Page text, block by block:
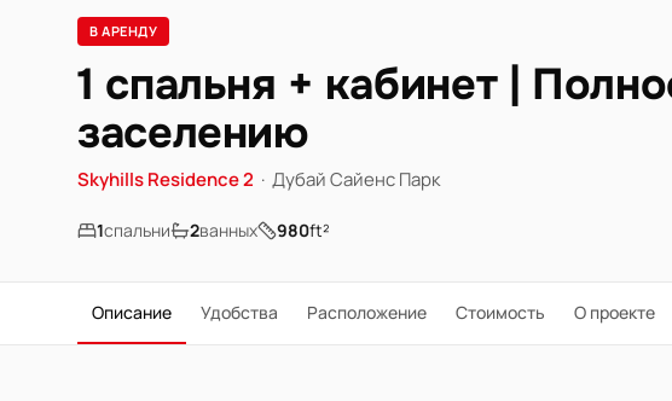
В АРЕНДУ
1 спальня + кабинет |
заселению
Skyhills Residence 2 · Дубай Сайенс Парк
1спальни 2ванных 980ft²
Описание Удобства Расположение Стоимость О проекте